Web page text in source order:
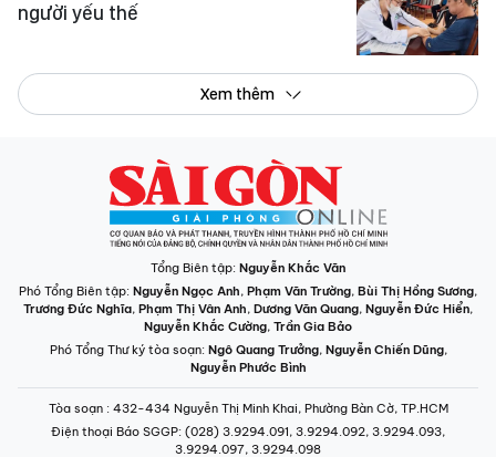
người yếu thế
Xem thêm
Tổng Biên tập: Nguyễn Khắc Văn
Phó Tổng Biên tập: Nguyễn Ngọc Anh, Phạm Văn Trường, Bùi Thị Hồng Sương,
Trương Đức Nghĩa, Phạm Thị Vân Anh, Dương Văn Quang, Nguyễn Đức Hiển,
Nguyễn Khắc Cường, Trần Gia Bảo
Phó Tổng Thư ký tòa soạn: Ngô Quang Trưởng, Nguyễn Chiến Dũng,
Nguyễn Phước Bình
Tòa soạn : 432-434 Nguyễn Thị Minh Khai, Phường Bàn Cờ, TP.HCM
Điện thoại Báo SGGP: (028) 3.9294.091, 3.9294.092, 3.9294.093,
3.9294.097, 3.9294.098